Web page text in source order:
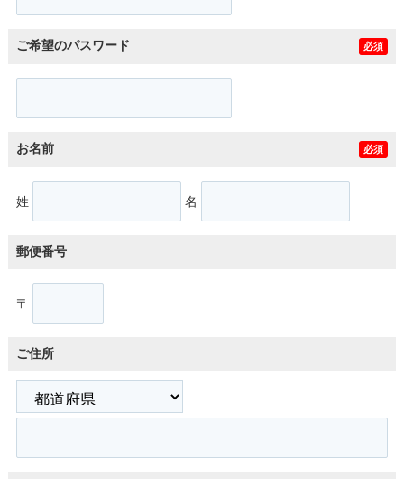
ご希望のパスワード 必須
お名前 必須
姓 名
郵便番号
〒
ご住所